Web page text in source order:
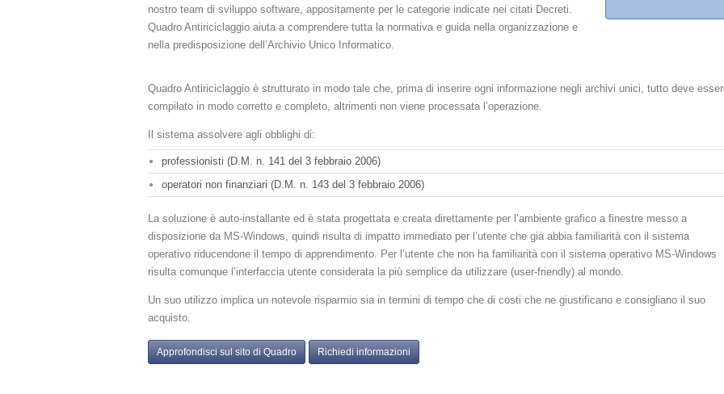
nostro team di sviluppo software, appositamente per le categorie indicate nei citati Decreti.
Quadro Antiriciclaggio aiuta a comprendere tutta la normativa e guida nella organizzazione e
nella predisposizione dell’Archivio Unico Informatico.
Quadro Antiriciclaggio è strutturato in modo tale che, prima di inserire ogni informazione negli archivi unici, tutto deve
compilato in modo corretto e completo, altrimenti non viene processata l’operazione.
Il sistema assolvere agli obblighi di:
professionisti (D.M. n. 141 del 3 febbraio 2006)
operatori non finanziari (D.M. n. 143 del 3 febbraio 2006)
La soluzione è auto-installante ed è stata progettata e creata direttamente per l’ambiente grafico a finestre messo a
disposizione da MS-Windows, quindi risulta di impatto immediato per l’utente che già abbia familiarità con il sistema
operativo riducendone il tempo di apprendimento. Per l’utente che non ha familiarità con il sistema operativo MS-Windows
risulta comunque l’interfaccia utente considerata la più semplice da utilizzare (user-friendly) al mondo.
Un suo utilizzo implica un notevole risparmio sia in termini di tempo che di costi che ne giustificano e consigliano il suo
acquisto.
Approfondisci sul sito di Quadro Richiedi informazioni